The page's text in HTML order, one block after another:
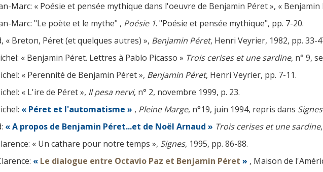
Marc: « Poésie et pensée mythique dans l'oeuvre de Benjamin Péret », « Benjamin
Marc: "Le poète et le mythe" , Poésie 1. "Poésie et pensée mythique", pp. 7-20.
« Breton, Péret (et quelques autres) », Benjamin Péret, Henri Veyrier, 1982, pp. 33-
« Benjamin Péret. Lettres à Pablo Picasso » Trois cerises et une sardine, n° 9,
« Perennité de Benjamin Péret », Benjamin Péret, Henri Veyrier, pp. 7-11.
« L'ire de Péret », Il pesa nervi, n° 2, novembre 1999, p. 23.
« Péret et l'automatisme » , Pleine Marge, n°19, juin 1994, repris dans Signes
« A propos de Benjamin Péret...et de Noël Arnaud » Trois cerises et une sardine
« Un cathare pour notre temps », Signes, 1995, pp. 86-88.
« Le dialogue entre Octavio Paz et Benjamin Péret » , Maison de